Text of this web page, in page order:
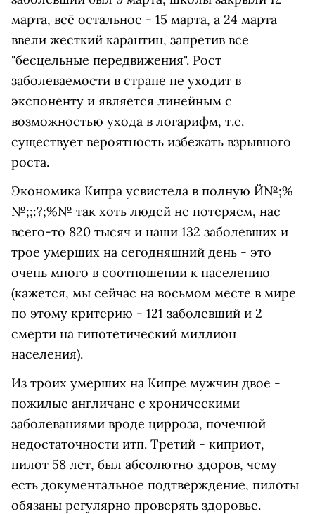
марта, всё остальное - 15 марта, а 24 марта
ввели жесткий карантин, запретив все
"бесцельные передвижения". Рост
заболеваемости в стране не уходит в
экспоненту и является линейным с
возможностью ухода в логарифм, т.е.
существует вероятность избежать взрывного
роста.
Экономика Кипра усвистела в полную Й№;%
№;;:?;%№ так хоть людей не потеряем, нас
всего-то 820 тысяч и наши 132 заболевших и
трое умерших на сегодняшний день - это
очень много в соотношении к населению
(кажется, мы сейчас на восьмом месте в мире
по этому критерию - 121 заболевший и 2
смерти на гипотетический миллион
населения).
Из троих умерших на Кипре мужчин двое -
пожилые англичане с хроническими
заболеваниями вроде цирроза, почечной
недостаточности итп. Третий - киприот,
пилот 58 лет, был абсолютно здоров, чему
есть документальное подтверждение, пилоты
обязаны регулярно проверять здоровье.